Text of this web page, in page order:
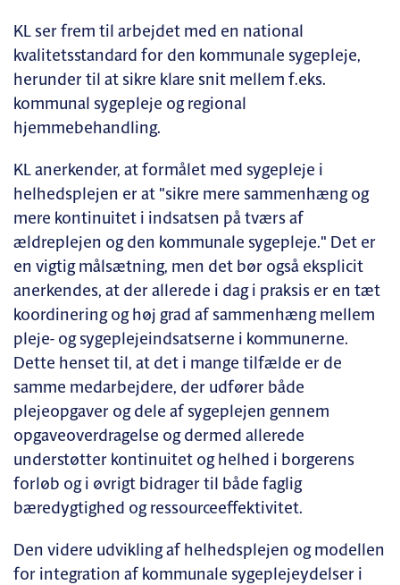
KL ser frem til arbejdet med en national
kvalitetsstandard for den kommunale sygepleje,
herunder til at sikre klare snit mellem f.eks.
kommunal sygepleje og regional
hjemmebehandling.
KL anerkender, at formålet med sygepleje i
helhedsplejen er at "sikre mere sammenhæng og
mere kontinuitet i indsatsen på tværs af
ældreplejen og den kommunale sygepleje." Det er
en vigtig målsætning, men det bør også eksplicit
anerkendes, at der allerede i dag i praksis er en tæt
koordinering og høj grad af sammenhæng mellem
pleje- og sygeplejeindsatserne i kommunerne.
Dette henset til, at det i mange tilfælde er de
samme medarbejdere, der udfører både
plejeopgaver og dele af sygeplejen gennem
opgaveoverdragelse og dermed allerede
understøtter kontinuitet og helhed i borgerens
forløb og i øvrigt bidrager til både faglig
bæredygtighed og ressourceeffektivitet.
Den videre udvikling af helhedsplejen og modellen
for integration af kommunale sygeplejeydelser i